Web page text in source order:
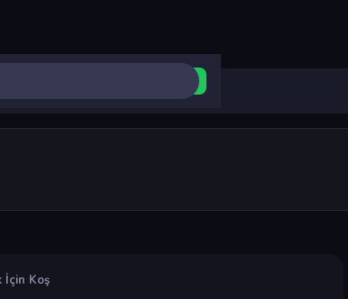
Oyunu başlat
İçin Koş